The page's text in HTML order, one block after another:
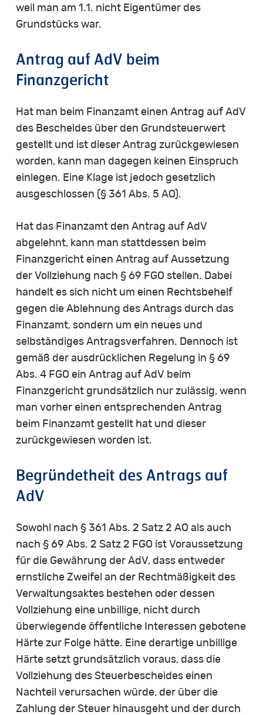
weil man am 1.1. nicht Eigentümer des
Grundstücks war.
Antrag auf AdV beim
Finanzgericht
Hat man beim Finanzamt einen Antrag auf AdV
des Bescheides über den Grundsteuerwert
gestellt und ist dieser Antrag zurückgewiesen
worden, kann man dagegen keinen Einspruch
einlegen. Eine Klage ist jedoch gesetzlich
ausgeschlossen (§ 361 Abs. 5 AO).
Hat das Finanzamt den Antrag auf AdV
abgelehnt, kann man stattdessen beim
Finanzgericht einen Antrag auf Aussetzung
der Vollziehung nach § 69 FGO stellen. Dabei
handelt es sich nicht um einen Rechtsbehelf
gegen die Ablehnung des Antrags durch das
Finanzamt, sondern um ein neues und
selbständiges Antragsverfahren. Dennoch ist
gemäß der ausdrücklichen Regelung in § 69
Abs. 4 FGO ein Antrag auf AdV beim
Finanzgericht grundsätzlich nur zulässig, wenn
man vorher einen entsprechenden Antrag
beim Finanzamt gestellt hat und dieser
zurückgewiesen worden ist.
Begründetheit des Antrags auf
AdV
Sowohl nach § 361 Abs. 2 Satz 2 AO als auch
nach § 69 Abs. 2 Satz 2 FGO ist Voraussetzung
für die Gewährung der AdV, dass entweder
ernstliche Zweifel an der Rechtmäßigkeit des
Verwaltungsaktes bestehen oder dessen
Vollziehung eine unbillige, nicht durch
überwiegende öffentliche Interessen gebotene
Härte zur Folge hätte. Eine derartige unbillige
Härte setzt grundsätzlich voraus, dass die
Vollziehung des Steuerbescheides einen
Nachteil verursachen würde, der über die
Zahlung der Steuer hinausgeht und der durch